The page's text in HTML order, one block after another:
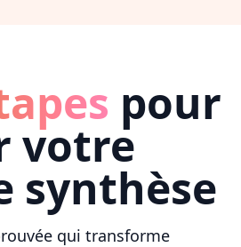
pour
votre
synthèse
qui transforme